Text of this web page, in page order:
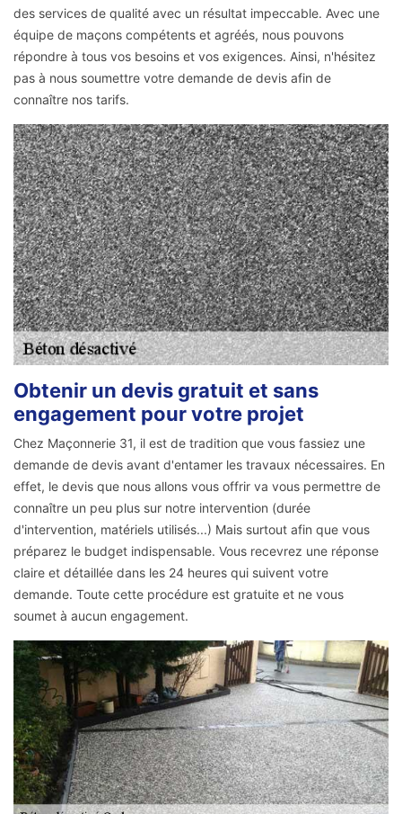
des services de qualité avec un résultat impeccable. Avec une
équipe de maçons compétents et agréés, nous pouvons
répondre à tous vos besoins et vos exigences. Ainsi, n'hésitez
pas à nous soumettre votre demande de devis afin de
connaître nos tarifs.
Obtenir un devis gratuit et sans
engagement pour votre projet
Chez Maçonnerie 31, il est de tradition que vous fassiez une
demande de devis avant d'entamer les travaux nécessaires. En
effet, le devis que nous allons vous offrir va vous permettre de
connaître un peu plus sur notre intervention (durée
d'intervention, matériels utilisés...) Mais surtout afin que vous
préparez le budget indispensable. Vous recevrez une réponse
claire et détaillée dans les 24 heures qui suivent votre
demande. Toute cette procédure est gratuite et ne vous
soumet à aucun engagement.